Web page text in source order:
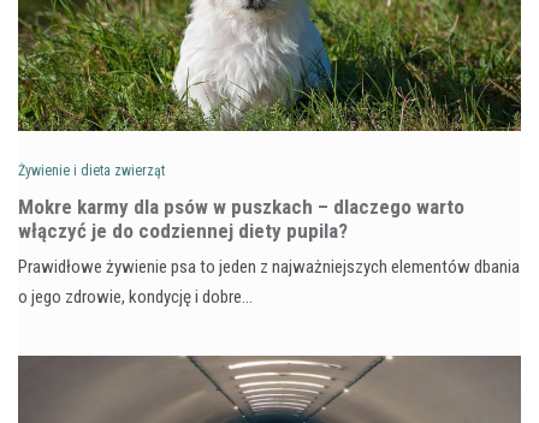
Żywienie i dieta zwierząt
Mokre karmy dla psów w puszkach – dlaczego warto
włączyć je do codziennej diety pupila?
Prawidłowe żywienie psa to jeden z najważniejszych elementów dbania
o jego zdrowie, kondycję i dobre…